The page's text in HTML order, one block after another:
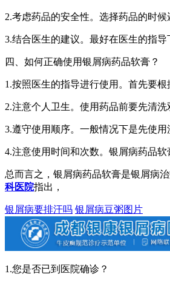
2.考虑药品的安全性。选择药品的时
3.结合医生的建议。最好在医生的指
四、如何正确使用银屑病药品软膏？
1.按照医生的指导进行使用。首先要
2.注意个人卫生。使用药品前要先清洗
3.遵守使用顺序。一般情况下是先使
4.注意使用时间和次数。银屑病药品
总而言之，银屑病药品软膏是银屑病
科医院指出，
银屑病要排汗吗 银屑病豆粥图片
1.您是否已到医院确诊？